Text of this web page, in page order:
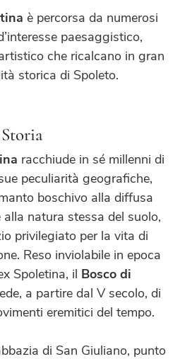
è percorsa da numerosi
paesaggistico,
che ricalcano in gran
storica di Spoleto.
Storia
racchiude in sé millenni di
peculiarità geografiche,
boschivo alla diffusa
alla natura stessa del suolo,
privilegiato per la vita di
Reso inviolabile in epoca
Spoletina, il Bosco di
a partire dal V secolo, di
eremitici del tempo.
di San Giuliano, punto